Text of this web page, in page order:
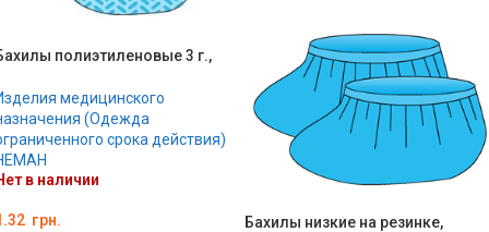
полиэтиленовые 3 г.,
медицинского
(Одежда
срока действия)
в наличии
грн.
Бахилы низкие на резинке,